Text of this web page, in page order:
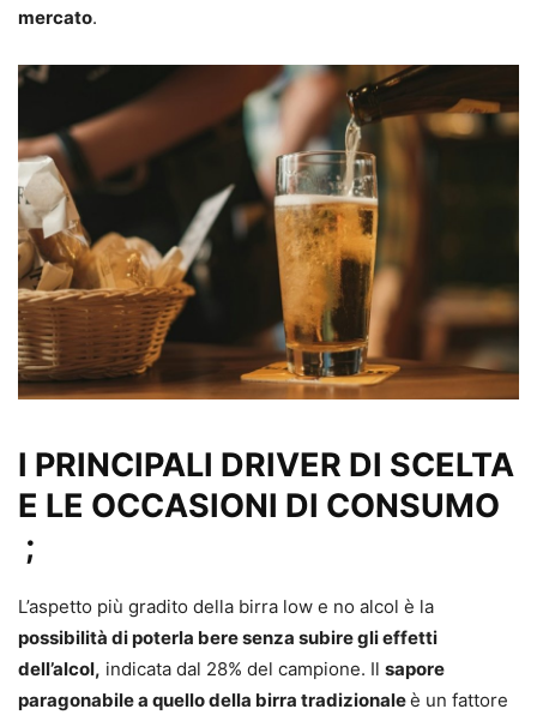
mercato.
I PRINCIPALI DRIVER DI SCELTA
E LE OCCASIONI DI CONSUMO
;
L’aspetto più gradito della birra low e no alcol è la
possibilità di poterla bere senza subire gli effetti
dell’alcol, indicata dal 28% del campione. Il sapore
paragonabile a quello della birra tradizionaleè un fattore